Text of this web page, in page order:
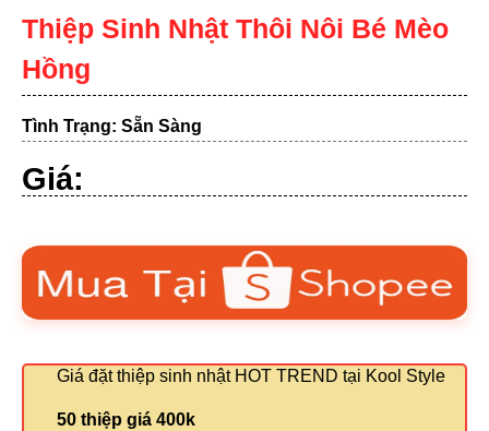
Thiệp Sinh Nhật Thôi Nôi Bé Mèo
Hồng
Tình Trạng: Sẵn Sàng
Giá:
Giá đặt thiệp sinh nhật HOT TREND tại Kool Style
50 thiệp giá 400k